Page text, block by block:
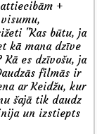
+
"Kas būtu, ja
kā mana dzīve
es dzīvošu, ja
filmās ir
ar Keidžu, kur
šajā tik daudz
un izstiepts